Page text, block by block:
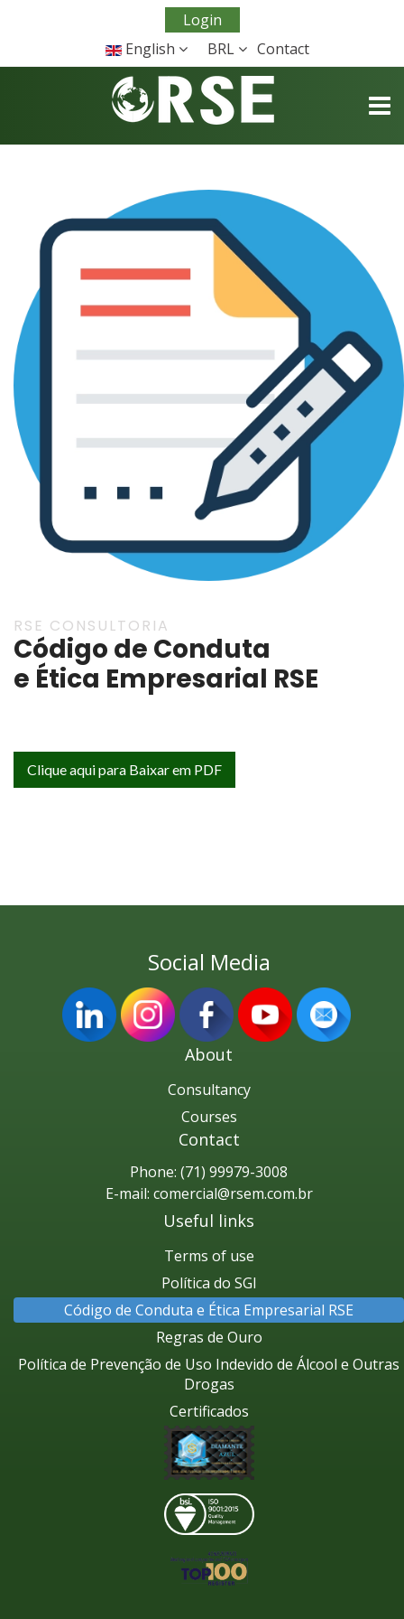
Login
English
BRL Contact
RSE CONSULTORIA
Código de Conduta
e Ética Empresarial RSE
Clique aqui para Baixar em PDF
Social Media
About
Consultancy
Courses
Contact
Phone: (71) 99979-3008
E-mail: comercial@rsem.com.br
Useful links
Terms of use
Política do SGI
Código de Conduta e Ética Empresarial RSE
Regras de Ouro
Política de Prevenção de Uso Indevido de Álcool e Outras
Drogas
Certificados